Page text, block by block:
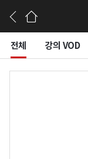
전체 강의 VOD